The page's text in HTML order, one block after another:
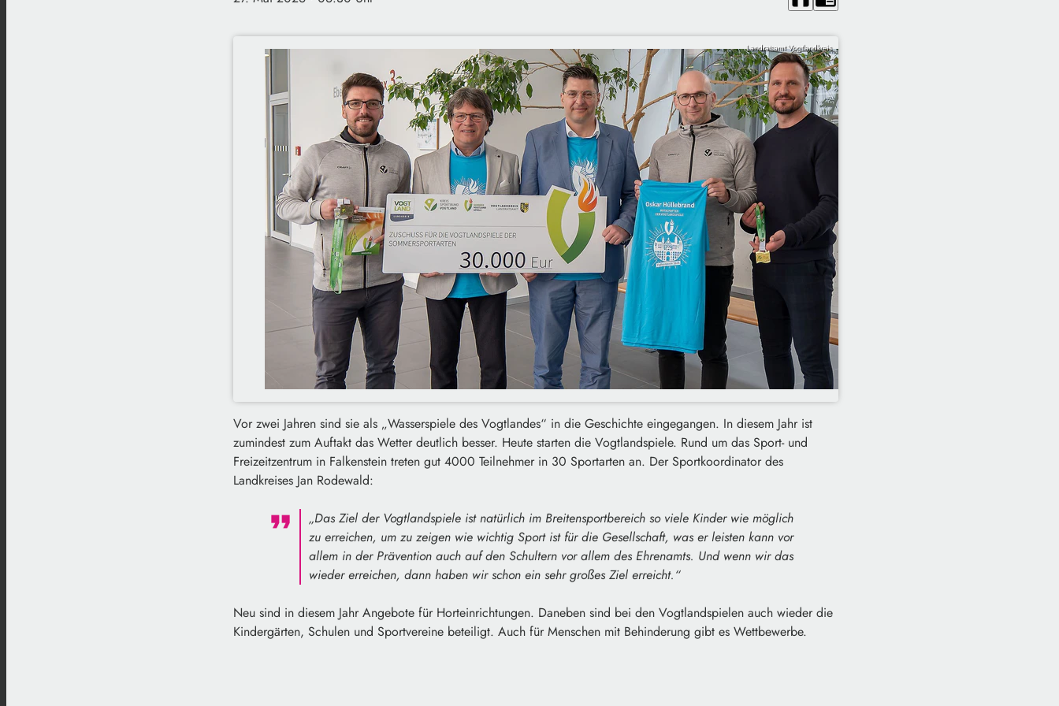
Landratsamt Vogtlandkreis
Vor zwei Jahren sind sie als „Wasserspiele des Vogtlandes“ in die Geschichte eingegangen. In diesem Jahr ist
zumindest zum Auftakt das Wetter deutlich besser. Heute starten die Vogtlandspiele. Rund um das Sport- und
Freizeitzentrum in Falkenstein treten gut 4000 Teilnehmer in 30 Sportarten an. Der Sportkoordinator des
Landkreises Jan Rodewald:
„Das Ziel der Vogtlandspiele ist natürlich im Breitensportbereich so viele Kinder wie möglich
zu erreichen, um zu zeigen wie wichtig Sport ist für die Gesellschaft, was er leisten kann vor
allem in der Prävention auch auf den Schultern vor allem des Ehrenamts. Und wenn wir das
wieder erreichen, dann haben wir schon ein sehr großes Ziel erreicht.“
Neu sind in diesem Jahr Angebote für Horteinrichtungen. Daneben sind bei den Vogtlandspielen auch wieder die
Kindergärten, Schulen und Sportvereine beteiligt. Auch für Menschen mit Behinderung gibt es Wettbewerbe.